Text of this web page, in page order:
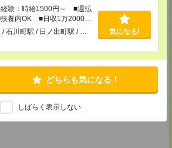
経験：時給1500円～ ■週払
養内OK ■日収1万2000円
/ 石川町駅 / 日ノ出町駅 / … 気になる!
どちらも気になる！
しばらく表示しない
柏ビル8F